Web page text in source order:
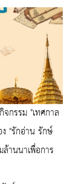
กรรม "เทศกาล
"รักอ่าน รักษ์
านนาเพื่อการ